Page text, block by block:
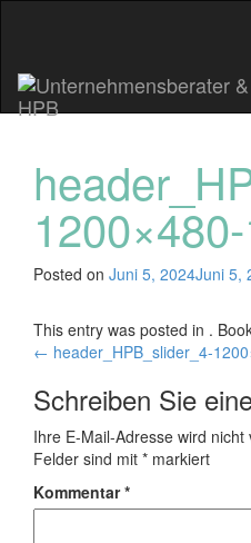
1200×480-
Posted on Juni 5, 2024Juni 5,
This entry was posted in .
Post
navigation
← header_HPB_slider_4-
Schreiben Sie
Ihre E-Mail-Adresse wird nicht
Felder sind mit * markiert
Kommentar*